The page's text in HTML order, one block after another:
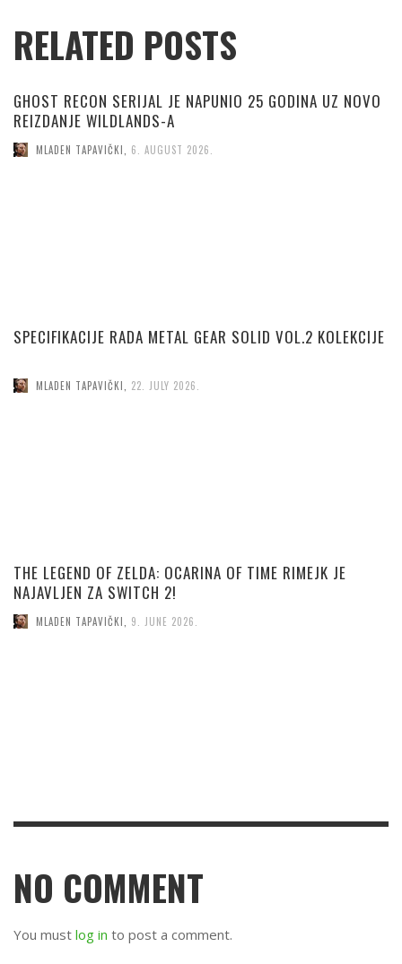
RELATED POSTS
GHOST RECON SERIJAL JE NAPUNIO 25 GODINA UZ NOVO
REIZDANJE WILDLANDS-A
MLADEN TAPAVIČKI 6. AUGUST 2026.
SPECIFIKACIJE RADA METAL GEAR SOLID VOL.2 KOLEKCIJE
MLADEN TAPAVIČKI 22. JULY 2026.
THE LEGEND OF ZELDA: OCARINA OF TIME RIMEJK JE
NAJAVLJEN ZA SWITCH 2!
MLADEN TAPAVIČKI 9. JUNE 2026.
NO COMMENT
You must log in to post a comment.